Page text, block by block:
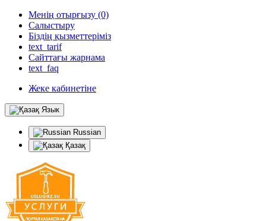
Менің отырғызу (0)
Салыстыру
Біздің қызметтеріміз
text_tarif
Сайттағы жарнама
text_faq
Жеке кабинетіне
Язык
Russian
Қазақ